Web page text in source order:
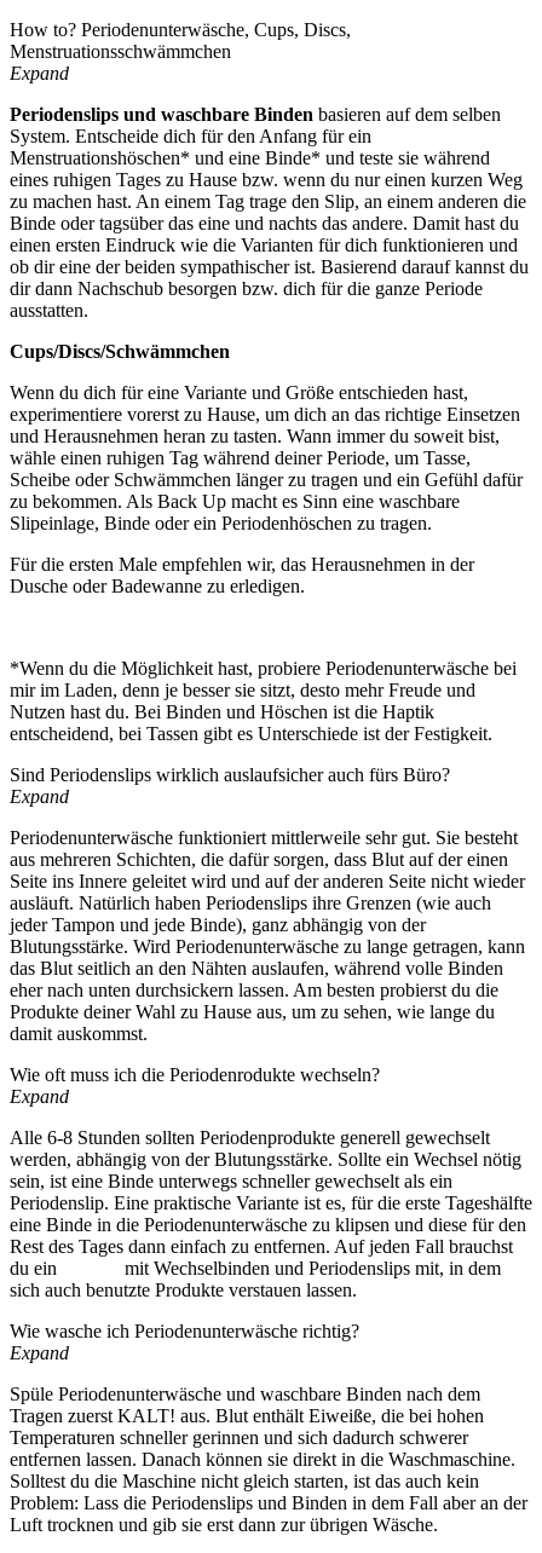
How to? Periodenunterwäsche, Cups, Discs,
Menstruationsschwämmchen
Expand
Periodenslips und waschbare Binden basieren auf dem selben
System. Entscheide dich für den Anfang für ein
Menstruationshöschen* und eine Binde* und teste sie während
eines ruhigen Tages zu Hause bzw. wenn du nur einen kurzen Weg
zu machen hast. An einem Tag trage den Slip, an einem anderen die
Binde oder tagsüber das eine und nachts das andere. Damit hast du
einen ersten Eindruck wie die Varianten für dich funktionieren und
ob dir eine der beiden sympathischer ist. Basierend darauf kannst du
dir dann Nachschub besorgen bzw. dich für die ganze Periode
ausstatten.
Cups/Discs/Schwämmchen
Wenn du dich für eine Variante und Größe entschieden hast,
experimentiere vorerst zu Hause, um dich an das richtige Einsetzen
und Herausnehmen heran zu tasten. Wann immer du soweit bist,
wähle einen ruhigen Tag während deiner Periode, um Tasse,
Scheibe oder Schwämmchen länger zu tragen und ein Gefühl dafür
zu bekommen. Als Back Up macht es Sinn eine waschbare
Slipeinlage, Binde oder ein Periodenhöschen zu tragen.
Für die ersten Male empfehlen wir, das Herausnehmen in der
Dusche oder Badewanne zu erledigen.
*Wenn du die Möglichkeit hast, probiere Periodenunterwäsche bei
mir im Laden, denn je besser sie sitzt, desto mehr Freude und
Nutzen hast du. Bei Binden und Höschen ist die Haptik
entscheidend, bei Tassen gibt es Unterschiede ist der Festigkeit.
Sind Periodenslips wirklich auslaufsicher auch fürs Büro?
Expand
Periodenunterwäsche funktioniert mittlerweile sehr gut. Sie besteht
aus mehreren Schichten, die dafür sorgen, dass Blut auf der einen
Seite ins Innere geleitet wird und auf der anderen Seite nicht wieder
ausläuft. Natürlich haben Periodenslips ihre Grenzen (wie auch
jeder Tampon und jede Binde), ganz abhängig von der
Blutungsstärke. Wird Periodenunterwäsche zu lange getragen, kann
das Blut seitlich an den Nähten auslaufen, während volle Binden
eher nach unten durchsickern lassen. Am besten probierst du die
Produkte deiner Wahl zu Hause aus, um zu sehen, wie lange du
damit auskommst.
Wie oft muss ich die Periodenrodukte wechseln?
Expand
Alle 6-8 Stunden sollten Periodenprodukte generell gewechselt
werden, abhängig von der Blutungsstärke. Sollte ein Wechsel nötig
sein, ist eine Binde unterwegs schneller gewechselt als ein
Periodenslip. Eine praktische Variante ist es, für die erste Tageshälfte
eine Binde in die Periodenunterwäsche zu klipsen und diese für den
Rest des Tages dann einfach zu entfernen. Auf jeden Fall brauchst
du ein
mit Wechselbinden und Periodenslips mit, in dem
sich auch benutzte Produkte verstauen lassen.
Wie wasche ich Periodenunterwäsche richtig?
Expand
Spüle Periodenunterwäsche und waschbare Binden nach dem
Tragen zuerst KALT! aus. Blut enthält Eiweiße, die bei hohen
Temperaturen schneller gerinnen und sich dadurch schwerer
entfernen lassen. Danach können sie direkt in die Waschmaschine.
Solltest du die Maschine nicht gleich starten, ist das auch kein
Problem: Lass die Periodenslips und Binden in dem Fall aber an der
Luft trocknen und gib sie erst dann zur übrigen Wäsche.